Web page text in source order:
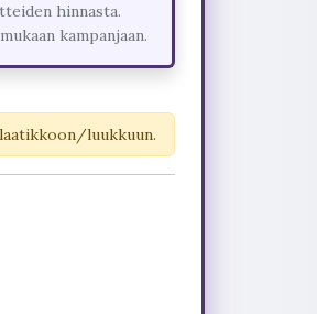
hinnasta.
kampanjaan.
luukkuun.